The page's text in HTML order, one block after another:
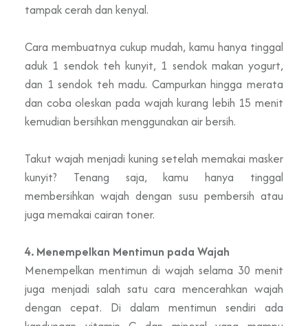
tampak cerah dan kenyal.
Cara membuatnya cukup mudah, kamu hanya tinggal
aduk 1 sendok teh kunyit, 1 sendok makan yogurt,
dan 1 sendok teh madu. Campurkan hingga merata
dan coba oleskan pada wajah kurang lebih 15 menit
kemudian bersihkan menggunakan air bersih.
Takut wajah menjadi kuning setelah memakai masker
kunyit? Tenang saja, kamu hanya tinggal
membersihkan wajah dengan susu pembersih atau
juga memakai cairan toner.
4. Menempelkan Mentimun pada Wajah
Menempelkan mentimun di wajah selama 30 menit
juga menjadi salah satu cara mencerahkan wajah
dengan cepat. Di dalam mentimun sendiri ada